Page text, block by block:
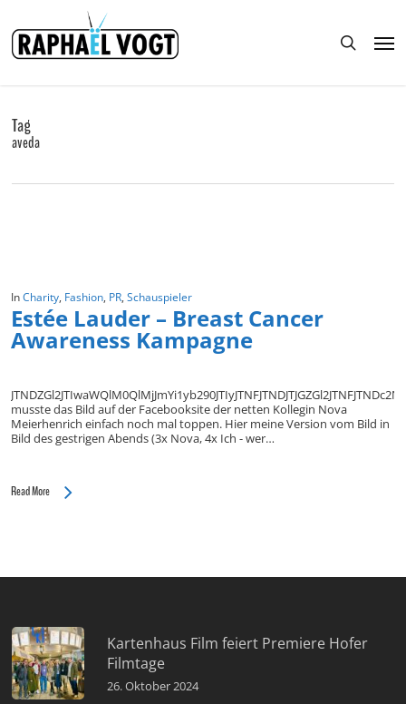
main
content
search
Tag
aveda
InCharity, Fashion, PR,Schauspieler
Estée Lauder – Breast Cancer
Awareness Kampagne
musste das Bild auf der Facebooksite der netten Kollegin Nova
Meierhenrich einfach noch mal toppen. Hier meine Version vom Bild in
Bild des gestrigen Abends (3x Nova, 4x Ich - wer…
Read More
Kartenhaus Film feiert Premiere Hofer
Filmtage
26. Oktober 2024